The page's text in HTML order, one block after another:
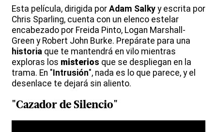
Esta película, dirigida por Adam Salky y escrita por
Chris Sparling, cuenta con un elenco estelar
encabezado por Freida Pinto, Logan Marshall-
Green y Robert John Burke. Prepárate para una
historia que te mantendrá en vilo mientras
exploras los misterios que se despliegan en la
trama. En "Intrusión", nada es lo que parece, y el
desenlace te dejará sin aliento.
"Cazador de Silencio"